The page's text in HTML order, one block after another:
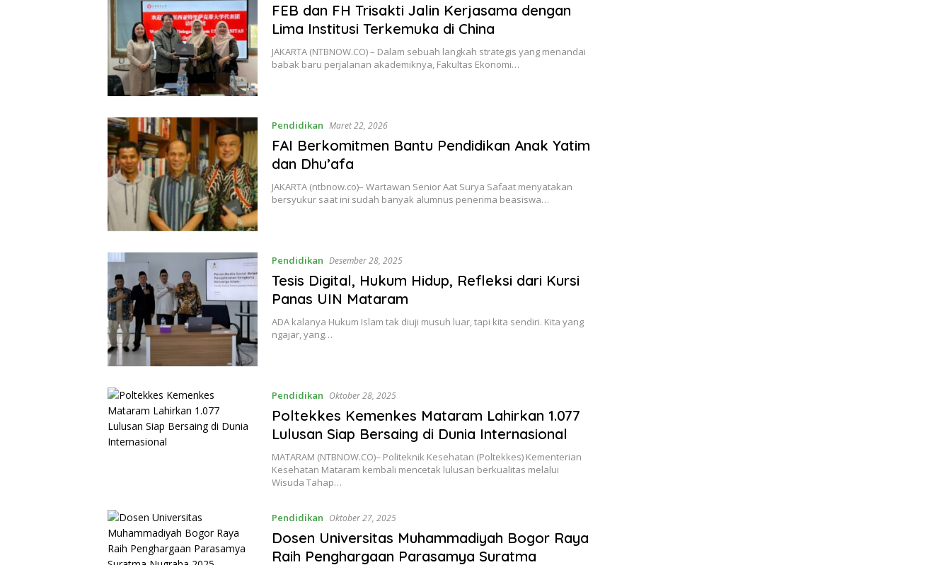
FEB dan FH Trisakti Jalin Kerjasama dengan
Lima Institusi Terkemuka di China
JAKARTA (NTBNOW.CO) – Dalam sebuah langkah strategis yang menandai
babak baru perjalanan akademiknya, Fakultas Ekonomi…
Pendidikan Maret 22, 2026
FAI Berkomitmen Bantu Pendidikan Anak Yatim
dan Dhu’afa
JAKARTA (ntbnow.co)– Wartawan Senior Aat Surya Safaat menyatakan
bersyukur saat ini sudah banyak alumnus penerima beasiswa…
Pendidikan Desember 28, 2025
Tesis Digital, Hukum Hidup, Refleksi dari Kursi
Panas UIN Mataram
ADA kalanya Hukum Islam tak diuji musuh luar, tapi kita sendiri. Kita yang
ngajar, yang…
Pendidikan Oktober 28, 2025
Poltekkes Kemenkes Mataram Lahirkan 1.077
Lulusan Siap Bersaing di Dunia Internasional
MATARAM (NTBNOW.CO)– Politeknik Kesehatan (Poltekkes) Kementerian
Kesehatan Mataram kembali mencetak lulusan berkualitas melalui
Wisuda Tahap…
Pendidikan Oktober 27, 2025
Dosen Universitas Muhammadiyah Bogor Raya
Raih Penghargaan Parasamya Suratma